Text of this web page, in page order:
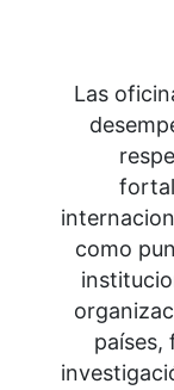
Las
como
países,